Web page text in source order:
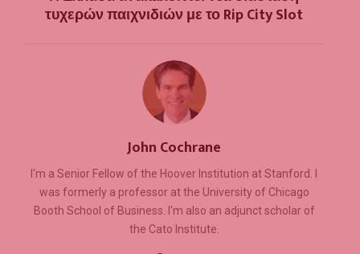
τυχερών παιχνιδιών με το Rip City Slot
John Cochrane
I'm a Senior Fellow of the Hoover Institution at Stanford. I
was formerly a professor at the University of Chicago
Booth School of Business. I'm also an adjunct scholar of
the Cato Institute.